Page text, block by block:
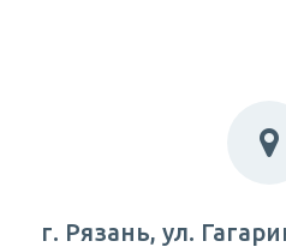
г. Рязань, ул.